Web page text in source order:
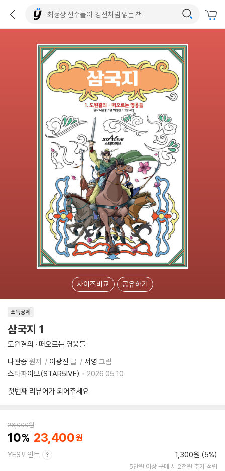
사이즈비교 공유하기
소득공제
삼국지 1
도원결의 · 떠오르는 영웅들
나관중 원저 이광진 글 서영 그림
스타파이브(STAR5IVE)
2026.05.10.
첫번째 리뷰어가 되어주세요
26,000원
10 23,400
YES포인트 1,300원 (5%)
5만원 이상 구매 시 2천원 추가 적립